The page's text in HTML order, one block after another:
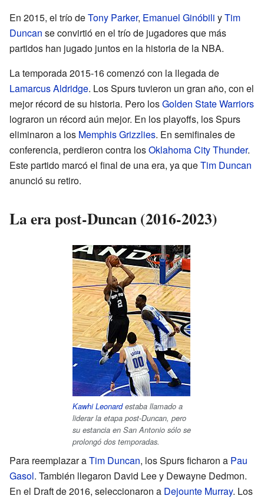
En 2015, el trío deTony Parker, Emanuel Ginóbili yTim
Duncan se convirtió en el trío de jugadores que más
partidos han jugado juntos en la historia de la NBA.
La temporada 2015-16 comenzó con la llegada de
Lamarcus Aldridge. Los Spurs tuvieron un gran año, con el
mejor récord de su historia. Pero losGolden State Warriors
lograron un récord aún mejor. En los playoffs, los Spurs
eliminaron a los Memphis Grizzlies. En semifinales de
conferencia, perdieron contra losOklahoma City Thunder.
Este partido marcó el final de una era, ya queTim Duncan
anunció su retiro.
La era post-Duncan (2016-2023)
Kawhi Leonardestaba llamado a
liderar la etapa post-Duncan, pero
su estancia en San Antonio sólo se
prolongó dos temporadas.
Para reemplazar aTim Duncan, los Spurs ficharon a Pau
Gasol. También llegaron David Lee y Dewayne Dedmon.
En el Draft de 2016, seleccionaron a Dejounte Murray. Los